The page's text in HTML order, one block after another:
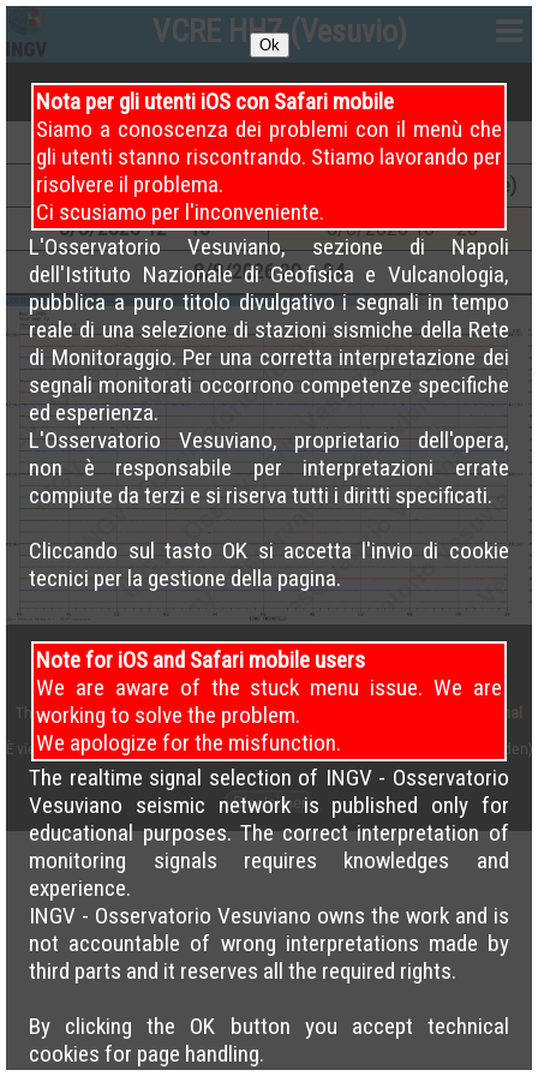
VCRE HHZ (Vesuvio)
Ok
Nota per gli utenti iOS con Safari mobile
Siamo a conoscenza dei problemi con il menù che
gli utenti stanno riscontrando. Stiamo lavorando per
risolvere il problema.
Ci scusiamo per l'inconveniente.
L'Osservatorio Vesuviano, sezione di Napoli
dell'Istituto Nazionale di Geofisica e Vulcanologia,
pubblica a puro titolo divulgativo i segnali in tempo
reale di una selezione di stazioni sismiche della Rete
di Monitoraggio. Per una corretta interpretazione dei
segnali monitorati occorrono competenze specifiche
ed esperienza.
L'Osservatorio Vesuviano, proprietario dell'opera,
non è responsabile per interpretazioni errate
compiute da terzi e si riserva tutti i diritti specificati.
Cliccando sul tasto OK si accetta l'invio di cookie
tecnici per la gestione della pagina.
Note for iOS and Safari mobile users
We are aware of the stuck menu issue. We are
working to solve the problem.
We apologize for the misfunction.
The realtime signal selection of INGV - Osservatorio
Vesuviano seismic network is published only for
educational purposes. The correct interpretation of
monitoring signals requires knowledges and
experience.
INGV - Osservatorio Vesuviano owns the work and is
not accountable of wrong interpretations made by
third parts and it reserves all the required rights.
By clicking the OK button you accept technical
cookies for page handling.
9/8/202600 – 04 9/8/2026 04 – 08
9 /8/202608 – 12
12 – 16 (Attuale)
8/8/202612 – 16 8/8/202616 – 20
8/8/202620 – 24
This work is licensed under aCreative Commons Attribution 4.0 International
License
È vietato il caricamento incrociato delle pagine su altri siti (cross load forbidden)
Disclaimer